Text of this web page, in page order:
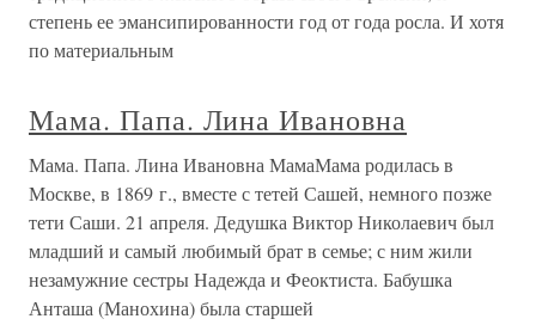
степень ее эмансипированности год от года росла. И хотя
по материальным
Мама. Папа. Лина Ивановна
Мама. Папа. Лина Ивановна МамаМама родилась в
Москве, в 1869 г., вместе с тетей Сашей, немного позже
тети Саши. 21 апреля. Дедушка Виктор Николаевич был
младший и самый любимый брат в семье; с ним жили
незамужние сестры Надежда и Феоктиста. Бабушка
Анташа (Манохина) была старшей